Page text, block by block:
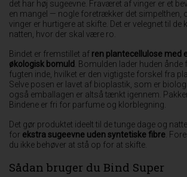
det har høj sugeevne. Fraværet af vinger er et
en mangel — nogle foretrækker det simpelthen,
vinger er hurtigere at skifte. Det er velegnet til de
natten, hvor der skal være ro.
Bindet er fremstillet af ren plantecellulose med
økologisk bomuld
. Bomulden lader huden
fugten inde, hvilket er den vigtigste forskel fra
Selve posen er lavet af bioplastik, som er
også emballagen er altså tænkt igennem.
Bindene er fri for parfume og klorblegning.
Det gør produktet ideelt til de tunge dage og
for ekstra sugeevne uden syntetiske fibre .
du ikke behøver at stå op for at skifte.
Sådan bruger du Bind Super